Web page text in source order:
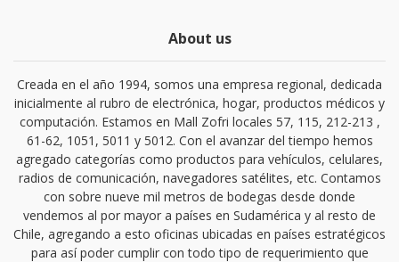
About us
Creada en el año 1994, somos una empresa regional, dedicada
inicialmente al rubro de electrónica, hogar, productos médicos y
computación. Estamos en Mall Zofri locales 57, 115, 212-213 ,
61-62, 1051, 5011 y 5012. Con el avanzar del tiempo hemos
agregado categorías como productos para vehículos, celulares,
radios de comunicación, navegadores satélites, etc. Contamos
con sobre nueve mil metros de bodegas desde donde
vendemos al por mayor a países en Sudamérica y al resto de
Chile, agregando a esto oficinas ubicadas en países estratégicos
para así poder cumplir con todo tipo de requerimiento que